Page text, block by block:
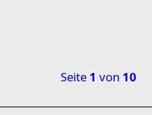
Seite 1 von 10